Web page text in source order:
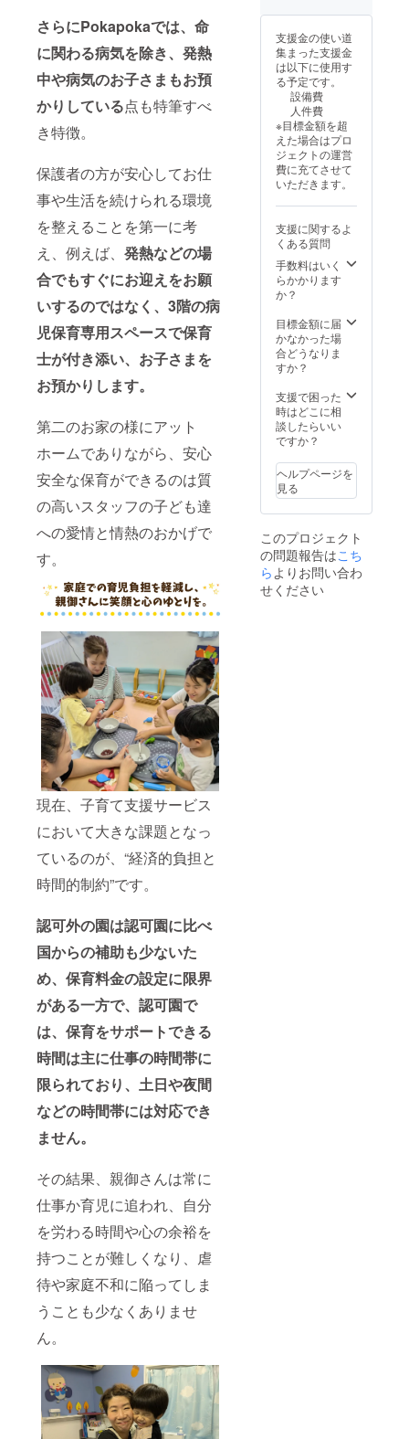
さらにPokapokaでは、命
に関わる病気を除き、発熱
中や病気のお子さまもお預
かりしている点も特筆すべ
き特徴。
保護者の方が安心してお仕
事や生活を続けられる環境
を整えることを第一に考
え、例えば、 発熱などの場
合でもすぐにお迎えをお願
いするのではなく、3階の病
児保育専用スペースで保育
士が付き添い、お子さまを
お預かりします。
第二のお家の様にアット
ホームでありながら、安心
安全な保育ができるのは質
の高いスタッフの子ども達
への愛情と情熱のおかげで
す。
現在、子育て支援サービス
において大きな課題となっ
ているのが、“経済的負担と
時間的制約”です。
認可外の園は認可園に比べ
国からの補助も少ないた
め、保育料金の設定に限界
がある一方で、認可園で
は、保育をサポートできる
時間は主に仕事の時間帯に
限られており、土日や夜間
などの時間帯には対応でき
ません。
その結果、親御さんは常に
仕事か育児に追われ、自分
を労わる時間や心の余裕を
持つことが難しくなり、虐
待や家庭不和に陥ってしま
うことも少なくありませ
ん。
支援金の使い道
集まった支援金
は以下に使用す
る予定です。
設備費
人件費
※目標金額を超
えた場合はプロ
ジェクトの運営
費に充てさせて
いただきます。
支援に関するよ
くある質問
手数料はいく
らかかります
か？
目標金額に届
かなかった場
合どうなりま
すか？
支援で困った
時はどこに相
談したらいい
ですか？
ヘルプページを
見る
このプロジェクト
の問題報告はこち
らよりお問い合わ
せください